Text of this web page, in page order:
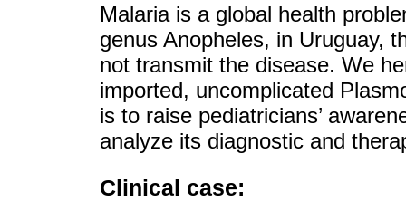
Malaria is a global health
genus Anopheles, in Uruguay,
not transmit the disease. We
imported, uncomplicated
is to raise pediatricians’
analyze its diagnostic and
Clinical case: